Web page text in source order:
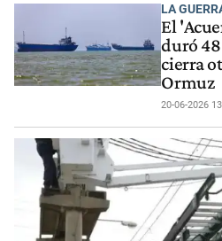
LA
El
duró
cierra
Ormuz
20-06-2026